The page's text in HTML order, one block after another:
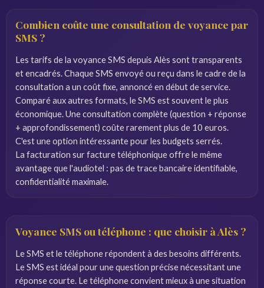
Combien coûte une consultation de voyance par
SMS ?
Les tarifs de la voyance SMS depuis Alès sont transparents
et encadrés. Chaque SMS envoyé ou reçu dans le cadre de la
consultation a un coût fixe, annoncé en début de service.
Comparé aux autres formats, le SMS est souvent le plus
économique. Une consultation complète (question + réponse
+ approfondissement) coûte rarement plus de 10 euros.
C'est une option intéressante pour les budgets serrés.
La facturation sur facture téléphonique offre le même
avantage que l'audiotel : pas de trace bancaire identifiable,
confidentialité maximale.
Voyance SMS ou téléphone : que choisir à Alès ?
Le SMS et le téléphone répondent à des besoins différents.
Le SMS est idéal pour une question précise nécessitant une
réponse courte. Le téléphone convient mieux à une situation